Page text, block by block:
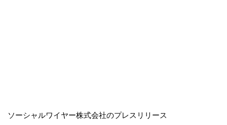
ソーシャルワイヤー株式会社のプレスリリース